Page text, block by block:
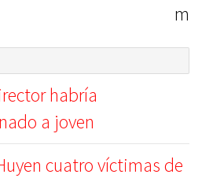
m
habría
a joven
cuatro víctimas de